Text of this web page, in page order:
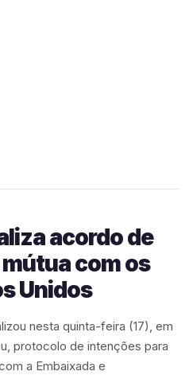
acordo de
com os
Unidos
nesta quinta-feira (17), em
protocolo de intenções para
a Embaixada e